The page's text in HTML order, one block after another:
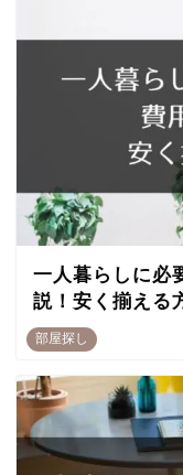
部屋探し
一人暮らしに必
説！安く揃える